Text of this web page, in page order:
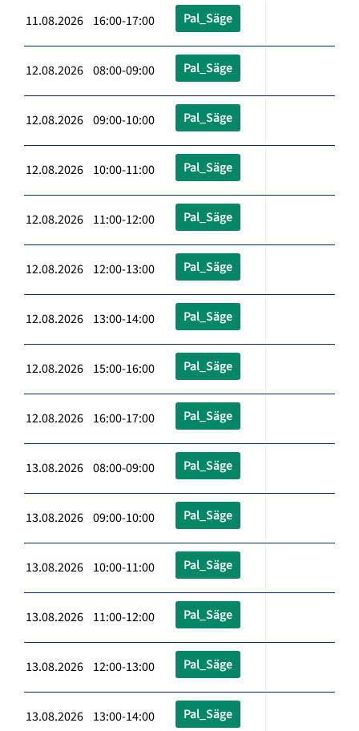
11.08.2026 16:00-17:00 Pal_Säge
12.08.2026 08:00-09:00 Pal_Säge
12.08.2026 09:00-10:00 Pal_Säge
12.08.2026 10:00-11:00 Pal_Säge
12.08.2026 11:00-12:00 Pal_Säge
12.08.2026 12:00-13:00 Pal_Säge
12.08.2026 13:00-14:00 Pal_Säge
12.08.2026 15:00-16:00 Pal_Säge
12.08.2026 16:00-17:00 Pal_Säge
13.08.2026 08:00-09:00 Pal_Säge
13.08.2026 09:00-10:00 Pal_Säge
13.08.2026 10:00-11:00 Pal_Säge
13.08.2026 11:00-12:00 Pal_Säge
13.08.2026 12:00-13:00 Pal_Säge
13.08.2026 13:00-14:00 Pal_Säge